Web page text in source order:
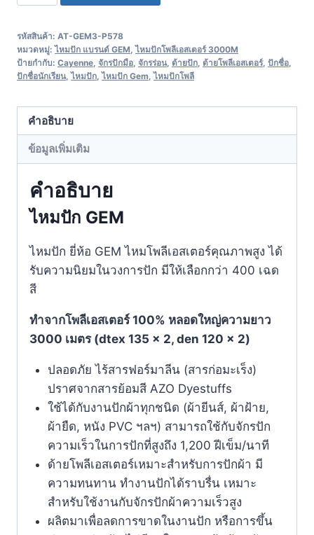
รหัสสินค้า: AT-GEM3-P578
หมวดหมู่:ไหมปัก แบรนด์ GEM,ไหมปักโพลีเอสเตอร์ 3000M
ป้ายกำกับ: Cayenne, จักรปักมือ, จักรร่อน, ด้ายปัก, ด้ายโพลีเอสเตอร์, ปักชื่อ,
ปักชื่อนักเรียน,ไหมปัก,ไหมปัก Gem,ไหมปักโพลี
คำอธิบาย
ข้อมูลเพิ่มเติม
คำอธิบาย
ไหมปัก GEM
ไหมปัก ยี่ห้อ GEM ไหมโพลีเอสเตอร์คุณภาพสูง ได้
รับความนิยมในวงการปัก มีให้เลือกกว่า 400 เฉด
สี
ทำจากโพลีเอสเตอร์ 100% หลอดใหญ่ความยาว
3000 เมตร (dtex 135 x 2, den 120 x 2)
ปลอดภัย ไร้สารฟอร์มาลีน (สารก่อมะเร็ง)
ปราศจากสารย้อมสี AZO Dyestuffs
ใช้ได้กับงานปักผ้าทุกชนิด (ผ้ายีนส์, ผ้าฝ้าย,
ผ้ายืด, หนัง PVC ฯลฯ) สามารถใช้กับจักรปัก
ความเร็วในการปักที่สูงถึง 1,200 ฝีเข็ม/นาที
ด้ายโพลีเอสเตอร์เหมาะสำหรับการปักผ้า มี
ความทนทาน ทำงานปักได้ราบรื่น เหมาะ
สำหรับใช้งานกับจักรปักผ้าความเร็วสูง
ผลิตมาเพื่อลดการขาดในงานปัก หรือการขึ้น